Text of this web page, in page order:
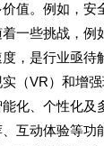
值。例如，安
一些挑战，
，是行业亟
（VR）和增强
化、个性化
互动体验等